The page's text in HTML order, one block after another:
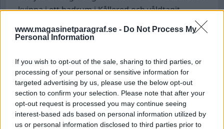
www.magasinetparagraf.se - Do Not Process My
Personal Information
If you wish to opt-out of the sale, sharing to third parties, or
processing of your personal or sensitive information for
targeted advertising by us, please use the below opt-out
section to confirm your selection. Please note that after your
opt-out request is processed you may continue seeing
interest-based ads based on personal information utilized by
us or personal information disclosed to third parties prior to
kvinna i ett badrum i Kållered och våldtagit
tiden. De senaste två månaderna har antalet
sprängningar ökat kraftigt. 21 sprängningar har
skett i landet hittills i år och i december skedde
27 sprängdåd, enligt en sammanställning av SVT
Nyheter.
Kriminologen Sven Granath tror att ökningen